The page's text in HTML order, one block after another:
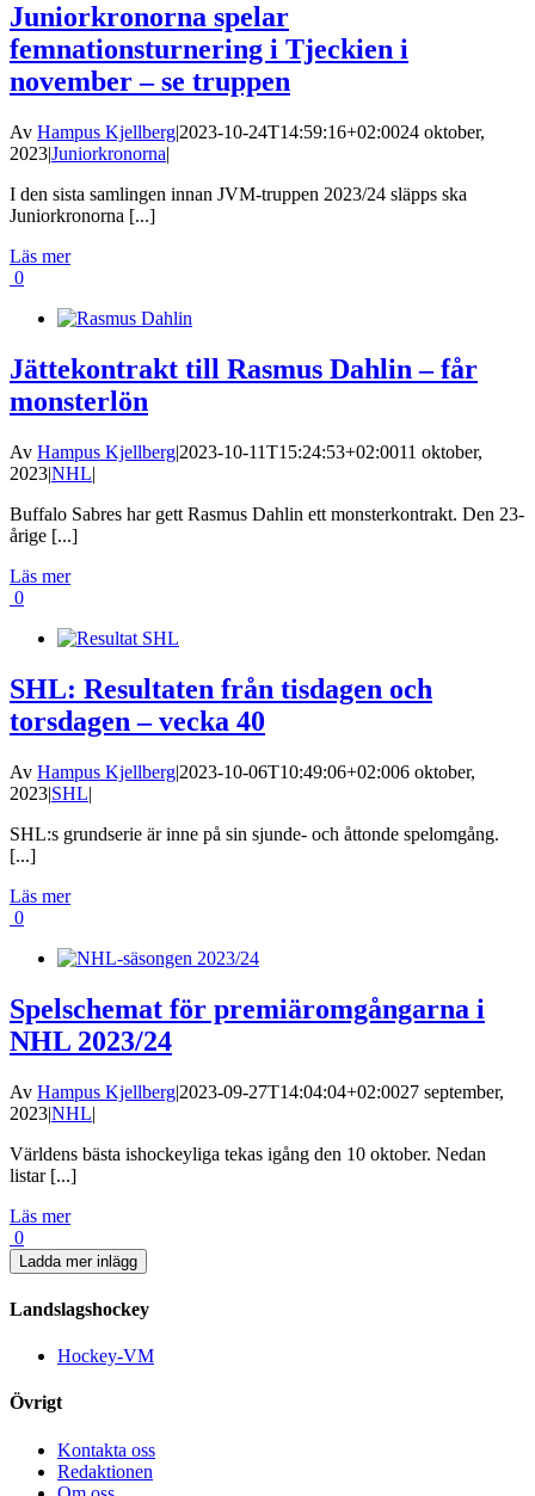
Juniorkronorna spelar
femnationsturnering i Tjeckien i
november – se truppen
Av Hampus Kjellberg|2023-10-24T14:59:16+02:0024 oktober,
2023|Juniorkronorna|
I den sista samlingen innan JVM-truppen 2023/24 släpps ska
Juniorkronorna [...]
Läs mer
0
Jättekontrakt till Rasmus Dahlin – får
monsterlön
Av Hampus Kjellberg|2023-10-11T15:24:53+02:0011 oktober,
2023|NHL|
Buffalo Sabres har gett Rasmus Dahlin ett monsterkontrakt. Den 23-
årige [...]
Läs mer
0
SHL: Resultaten från tisdagen och
torsdagen – vecka 40
Av Hampus Kjellberg|2023-10-06T10:49:06+02:006 oktober,
2023|SHL|
SHL:s grundserie är inne på sin sjunde- och åttonde spelomgång.
[...]
Läs mer
0
Spelschemat för premiäromgångarna i
NHL 2023/24
Av Hampus Kjellberg|2023-09-27T14:04:04+02:0027 september,
2023|NHL|
Världens bästa ishockeyliga tekas igång den 10 oktober. Nedan
listar [...]
Läs mer
0
Ladda mer inlägg
Landslagshockey
Hockey-VM
Övrigt
Kontakta oss
Redaktionen